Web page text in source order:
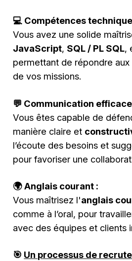
💻 Compétences
Vous avez une solide
JavaScript, SQL / PL SQL,
permettant de répondre
de vos missions.
💬 Communication
Vous êtes capable de
manière claire et
l’écoute des besoins et
pour favoriser une
🌍 Anglais courant :
Vous maîtrisez l'anglais
comme à l’oral, pour
avec des équipes et clients
🎯 Un processus de